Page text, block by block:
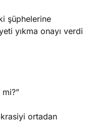
şüphelerine
yıkma onayı verdi
ortadan